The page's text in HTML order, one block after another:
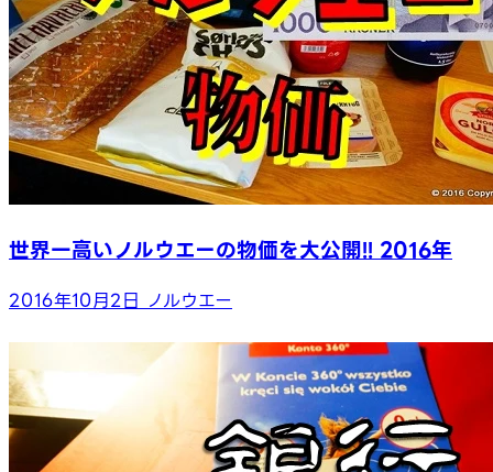
世界一高いノルウエーの物価を大公開!! 2016年
2016年10月2日 ノルウエー